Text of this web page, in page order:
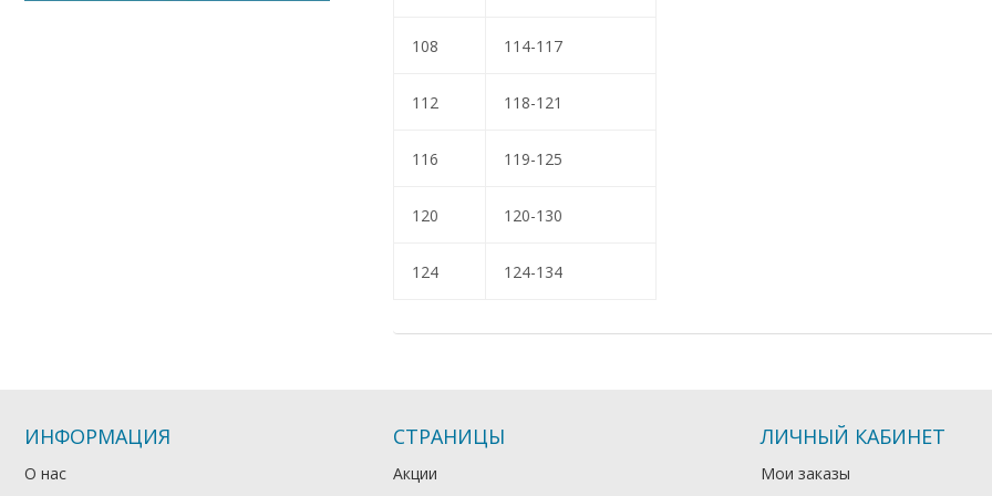
108 114-117
112 118-121
116 119-125
120 120-130
124 124-134
ИНФОРМАЦИЯ
О нас
СТРАНИЦЫ
Акции
ЛИЧНЫЙ КАБИНЕТ
Мои заказы